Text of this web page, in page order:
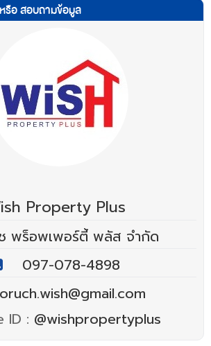
อ สอบถามข้อมูล
Property Plus
พร็อพเพอร์ตี้ พลัส จำกัด
097-078-4898
ID : @wishpropertyplus